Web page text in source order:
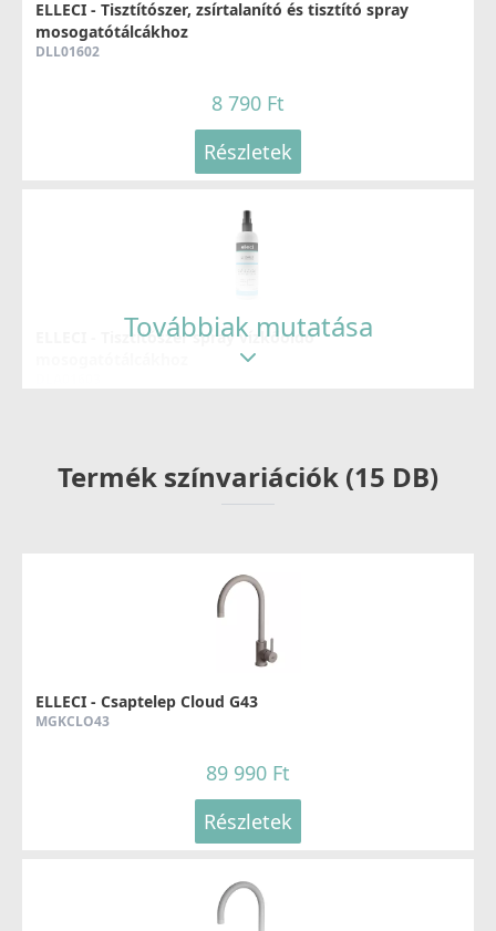
ELLECI - Tisztítószer, zsírtalanító és tisztító spray
mosogatótálcákhoz
DLL01602
8 790 Ft
Részletek
ELLECI - Tisztítószer spray vízkőoldó
Részletek
ELLECI - Gránit mosogatótálca Unico CORNER sarok
LGUCOR40
209 990 Ft
Részletek
Továbbiak mutatása
Termék színvariációk (15 DB)
ELLECI - Csaptelep Cloud G43
MGKCLO43
89 990 Ft
Részletek